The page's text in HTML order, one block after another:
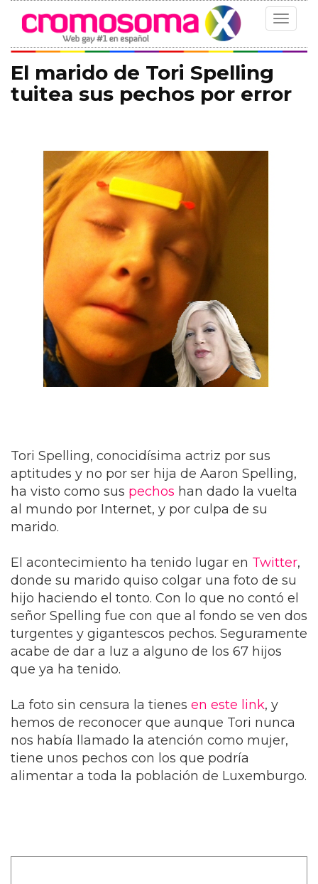
Toggle
El marido de Tori Spelling
tuitea sus pechos por error
Tori Spelling, conocidísima actriz por sus
aptitudes y no por ser hija de Aaron Spelling,
ha visto como sus pechos han dado la vuelta
al mundo por Internet, y por culpa de su
marido.
El acontecimiento ha tenido lugar en Twitter,
donde su marido quiso colgar una foto de su
hijo haciendo el tonto. Con lo que no contó el
señor Spelling fue con que al fondo se ven dos
turgentes y gigantescos pechos. Seguramente
acabe de dar a luz a alguno de los 67 hijos
que ya ha tenido.
La foto sin censura la tienes en este link, y
hemos de reconocer que aunque Tori nunca
nos había llamado la atención como mujer,
tiene unos pechos con los que podría
alimentar a toda la población de Luxemburgo.